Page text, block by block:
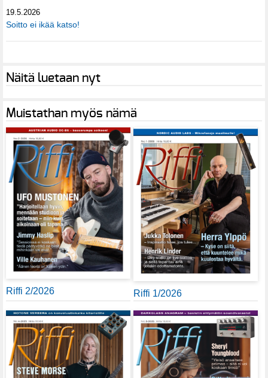
19.5.2026
Soitto ei ikää katso!
Näitä luetaan nyt
Muistathan myös nämä
Riffi 2/2026 Riffi 1/2026